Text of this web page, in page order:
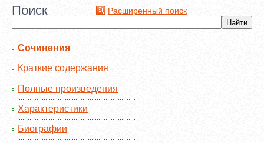
Поиск Расширенный поиск
Сочинения
Краткие содержания
Полные произведения
Характеристики
Биографии